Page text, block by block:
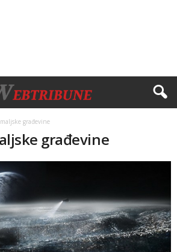
građevine
građevine